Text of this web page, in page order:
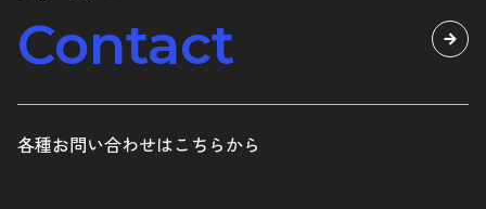
Contact
各種お問い合わせはこちらから